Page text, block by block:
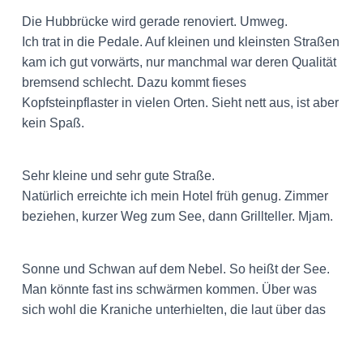
Die Hubbrücke wird gerade renoviert. Umweg.
Ich trat in die Pedale. Auf kleinen und kleinsten Straßen
kam ich gut vorwärts, nur manchmal war deren Qualität
bremsend schlecht. Dazu kommt fieses
Kopfsteinpflaster in vielen Orten. Sieht nett aus, ist aber
kein Spaß.
Sehr kleine und sehr gute Straße.
Natürlich erreichte ich mein Hotel früh genug. Zimmer
beziehen, kurzer Weg zum See, dann Grillteller. Mjam.
Sonne und Schwan auf dem Nebel. So heißt der See.
Man könnte fast ins schwärmen kommen. Über was
sich wohl die Kraniche unterhielten, die laut über das